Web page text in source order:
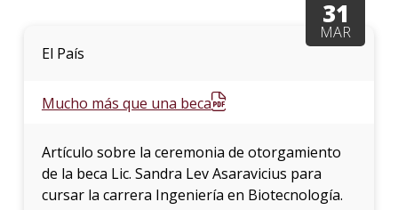
La
31
MAR
El País
Mucho más que una beca
Artículo sobre la ceremonia de otorgamiento
de la beca Lic. Sandra Lev Asaravicius para
cursar la carrera Ingeniería en Biotecnología.